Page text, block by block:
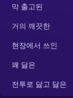
케이스
기타
막 출고된
거의 깨끗한
현장에서 쓰인
꽤 닳은
전투로 닳고 닳은